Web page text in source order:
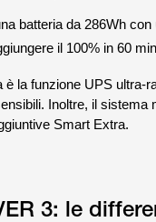
batteria da 286Wh
il 100% in 60
è la funzione UPS
Inoltre, il
Smart Extra.
3: le